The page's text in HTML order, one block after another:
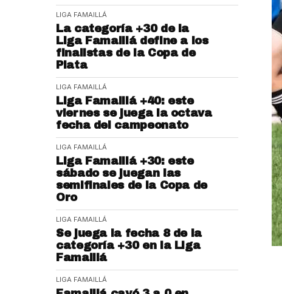
LIGA FAMAILLÁ
La categoría +30 de la
Liga Famaillá define a los
finalistas de la Copa de
Plata
LIGA FAMAILLÁ
Liga Famaillá +40: este
viernes se juega la octava
fecha del campeonato
LIGA FAMAILLÁ
Liga Famaillá +30: este
sábado se juegan las
semifinales de la Copa de
Oro
LIGA FAMAILLÁ
Se juega la fecha 8 de la
categoría +30 en la Liga
Famaillá
LIGA FAMAILLÁ